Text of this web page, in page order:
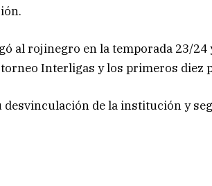
al rojinegro en la temporada 23/
Interligas y los primeros diez
desvinculación de la institución y